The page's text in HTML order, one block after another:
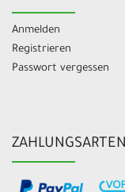
Anmelden
Registrieren
Passwort vergessen
ZAHLUNGSARTEN